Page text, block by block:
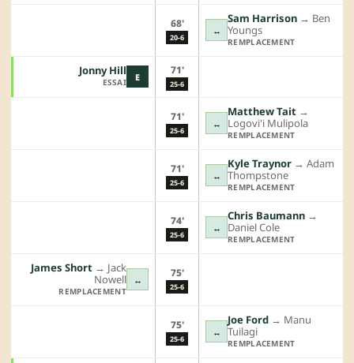
68'
20-6
↔
Sam Harrison →︎ Ben
Youngs
REMPLACEMENT
E
Jonny Hill
ESSAI
71'
25-6
71'
25-6
↔
Matthew Tait →︎
Logovi'i Mulipola
REMPLACEMENT
71'
25-6
↔
Kyle Traynor →︎ Adam
Thompstone
REMPLACEMENT
74'
25-6
↔
Chris Baumann →︎
Daniel Cole
REMPLACEMENT
↔
James Short →︎ Jack
Nowell
REMPLACEMENT
75'
25-6
75'
25-6
↔
Joe Ford →︎ Manu
Tuilagi
REMPLACEMENT